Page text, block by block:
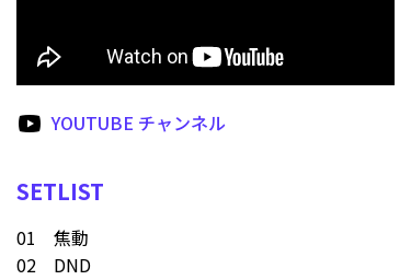
YOUTUBE チャンネル
SETLIST
01 焦動
02 DND